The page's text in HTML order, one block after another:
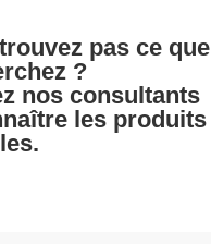
pas ce que
?
nos consultants
les produits